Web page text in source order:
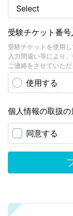
受験チケット番号
受験チケットを使用
入力間違い等により
ご連絡をさせていた
使用する
個人情報の取扱
同意する